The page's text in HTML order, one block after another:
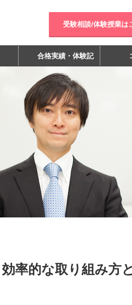
受験相談/体験授業は
合格実績・体験記
率的な取り組み方